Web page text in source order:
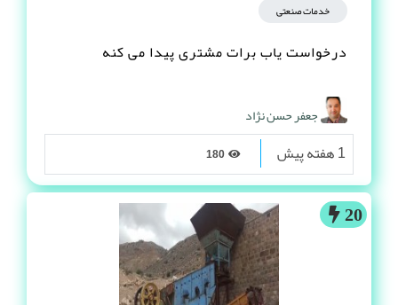
خدمات صنعتی
درخواست یاب برات مشتری پیدا می کنه
جعفر حسن نژاد
1 هفته پیش
20